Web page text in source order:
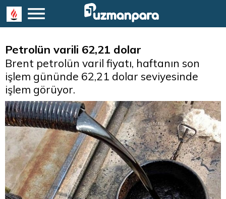
Petrolün varili 62,21 dolar
Brent petrolün varil fiyatı, haftanın son
işlem gününde 62,21 dolar seviyesinde
işlem görüyor.